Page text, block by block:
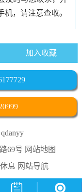
，请注意查收。
加入收藏
69号 网站地图
息 网站导航